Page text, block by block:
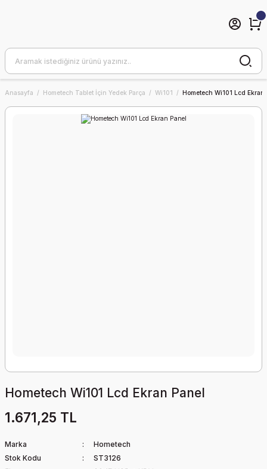
Anasayfa Hometech Tablet İçin Yedek Parça Wi101 Hometech Wi101 Lcd Ekran
Hometech Wi101 Lcd Ekran Panel
1.671,25 TL
Marka
Hometech
Stok Kodu
ST3126